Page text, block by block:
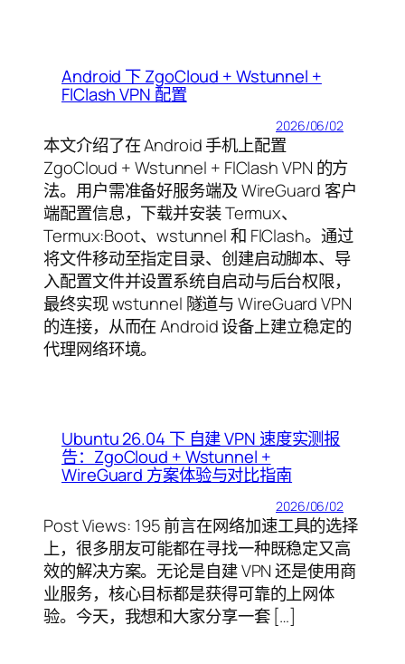
Android 下 ZgoCloud + Wstunnel +
FlClash VPN 配置
2026/06/02
本文介绍了在 Android 手机上配置
ZgoCloud + Wstunnel + FlClash VPN 的方
法。用户需准备好服务端及 WireGuard 客户
端配置信息，下载并安装 Termux、
Termux:Boot、wstunnel 和 FlClash。通过
将文件移动至指定目录、创建启动脚本、导
入配置文件并设置系统自启动与后台权限，
最终实现 wstunnel 隧道与 WireGuard VPN
的连接，从而在 Android 设备上建立稳定的
代理网络环境。
Ubuntu 26.04 下 自建 VPN 速度实测报
告：ZgoCloud + Wstunnel +
WireGuard 方案体验与对比指南
2026/06/02
Post Views: 195 前言在网络加速工具的选择
上，很多朋友可能都在寻找一种既稳定又高
效的解决方案。无论是自建 VPN 还是使用商
业服务，核心目标都是获得可靠的上网体
验。今天，我想和大家分享一套 […]